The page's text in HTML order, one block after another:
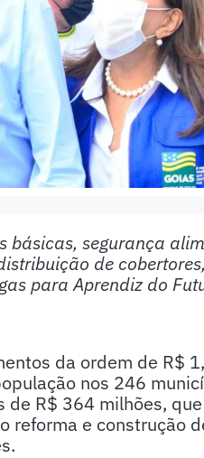
básicas, segurança
de
para Aprendiz do
da ordem de R$
nos 246
R$ 364 milhões,
reforma e construção